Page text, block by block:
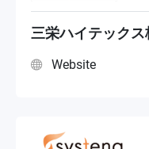
三栄ハイテックス
Website